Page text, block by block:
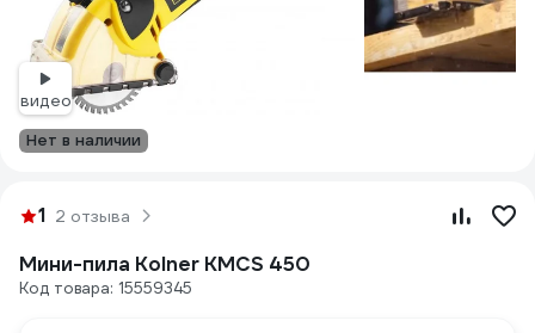
видео
Нет в наличии
1 2 отзыва
Мини-пила Kolner КМСS 450
Код товара: 15559345